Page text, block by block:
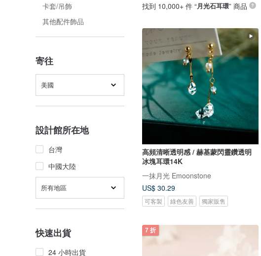
卡套/吊飾
其他配件飾品
寄往
美國
設計館所在地
台灣
中國大陸
所有地區
快速出貨
24 小時出貨
找到 10,000+ 件 “月光石耳環” 商品
高頻清晰透明感 / 赫基蒙閃靈鑽透明
冰塊耳環14K
一抹月光 Emoonstone
US$ 30.29
可客製 綠色友善 獨家販售
7 折